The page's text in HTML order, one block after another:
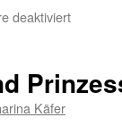
deaktiviertfür
Käfer